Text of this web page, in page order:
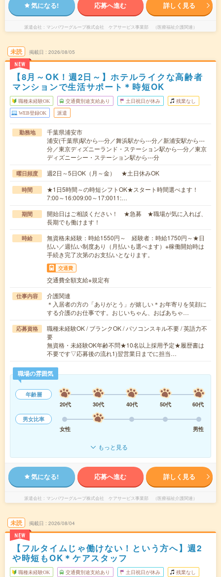
気になる! 応募へ進む 詳しく見る
派遣会社 マンパワーグループ株式会社 ケアサービス事業部 （医療福祉介護関連）
未読
NEW
掲載日 2026/08/05
【8月～OK！週2日～】ホテルライクな高齢者
マンションで生活サポート＊時短OK
職種未経験OK 交通費別途支給あり 土日祝日が休み 残業なし
WEB登録OK 派遣
勤務地
千葉県浦安市
浦安(千葉県)駅から---分／舞浜駅から---分／新浦安駅から---
分／東京ディズニーランド・ステーション駅から---分／東京
ディズニーシー・ステーション駅から---分
曜日頻度 週2日～5日OK（月～金） ★土日休みOK
時間
★1日5時間～の時短シフトOK★スタート時間選べます！
7:00～16:009:00～17:0011:…
期間
開始日はご相談ください！ ★急募 ★職場が気に入れば、
長期でも働けます！
時給
無資格未経験：時給1550円～ 経験者：時給1750円～★日
払い／週払い制度あり（月払いも選べます）※稼働開始時は
手続き完了次第のお支払いとなります。
交通費
交通費全額支給※規定有
仕事内容
介護関連
＊入居者の方の「ありがとう」が嬉しい＊お年寄りを笑顔に
する介護のお仕事です。おじいちゃん、おばあちゃ…
応募資格
職種未経験OK / ブランクOK / パソコンスキル不要 / 英語力不
要
無資格・未経験OK年齢不問★10名以上採用予定★履歴書は
不要です▽応募後の流れ1)翌営業日までに担当…
職場の雰囲気
年齢層
20代
30代 40代 50代
60代
男女比率
女性
男性
もっと見る
気になる! 応募へ進む 詳しく見る
派遣会社 マンパワーグループ株式会社 ケアサービス事業部 （医療福祉介護関連）
未読
NEW
掲載日 2026/08/04
【フルタイムじゃ働けない！という方へ】週2
や時短もOK＊ケアスタッフ
職種未経験OK 交通費別途支給あり 土日祝日が休み 残業なし